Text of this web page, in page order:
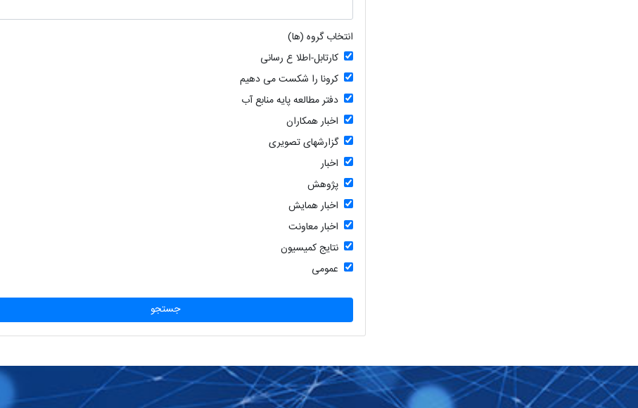
انتخاب گروه (ها)
کارتابل-اطلا ع رسانی
کرونا را شکست می دهیم
دفتر مطالعه پایه منابع آب
اخبار همکاران
گزارشهای تصویری
اخبار
پژوهش
اخبار همایش
اخبار معاونت
نتایج کمیسیون
عمومی
جستجو